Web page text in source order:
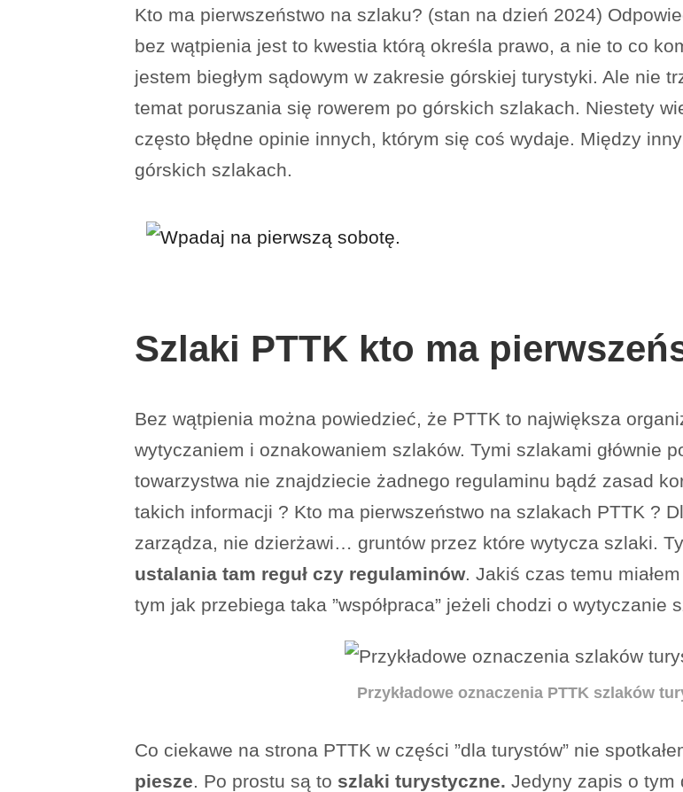
Kto ma pierwszeństwo na szlaku? (stan na dzień 2024)
bez wątpienia jest to kwestia którą określa prawo, a nie to co
jestem biegłym sądowym w zakresie górskiej turystyki. Ale nie
temat poruszania się rowerem po górskich szlakach. Niestety
często błędne opinie innych, którym się coś wydaje. Między
górskich szlakach.
Szlaki PTTK kto ma
Bez wątpienia można powiedzieć, że PTTK to największa
wytyczaniem i oznakowaniem szlaków. Tymi szlakami głównie
towarzystwa nie znajdziecie żadnego regulaminu bądź zasad
takich informacji ? Kto ma pierwszeństwo na szlakach PTTK ?
zarządza, nie dzierżawi… gruntów przez które wytycza szlaki.
ustalania tam reguł czy regulaminów. Jakiś czas temu
tym jak przebiega taka ”współpraca” jeżeli chodzi o
Przykładowe oznaczenia PTTK szlaków
Co ciekawe na strona PTTK w części ”dla turystów” nie
piesze. Po prostu są to szlaki turystyczne. Jedyny zapis o tym